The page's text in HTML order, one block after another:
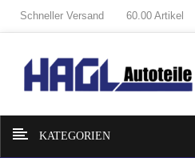
Schneller Versand 60.00 Artikel
KATEGORIEN